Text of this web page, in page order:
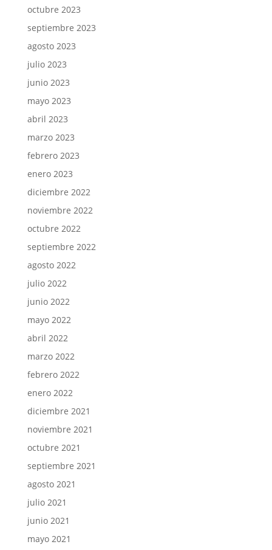
octubre 2023
septiembre 2023
agosto 2023
julio 2023
junio 2023
mayo 2023
abril 2023
marzo 2023
febrero 2023
enero 2023
diciembre 2022
noviembre 2022
octubre 2022
septiembre 2022
agosto 2022
julio 2022
junio 2022
mayo 2022
abril 2022
marzo 2022
febrero 2022
enero 2022
diciembre 2021
noviembre 2021
octubre 2021
septiembre 2021
agosto 2021
julio 2021
junio 2021
mayo 2021